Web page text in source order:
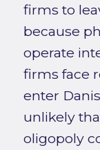
firms to
because
operate
firms face
enter
unlikely
oligopoly